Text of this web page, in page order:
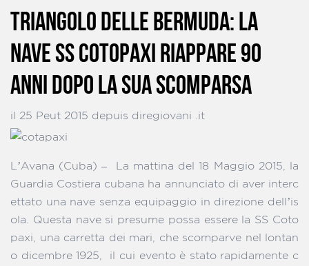
TRIANGOLO DELLE BERMUDA: LA
NAVE SS COTOPAXI RIAPPARE 90
ANNI DOPO LA SUA SCOMPARSA
il 25 Peut 2015 depuis diregiovani .it
L’Avana (Cuba) – La mattina del 18 Maggio 2015, la
Guardia Costiera cubana ha annunciato di aver interc
ettato una nave senza equipaggio in direzione dell’is
ola. Questa nave si presume possa essere la SS Coto
paxi, una carretta dei mari, che scomparve nel lontan
o dicembre 1925, il cui evento è stato rapidamente c